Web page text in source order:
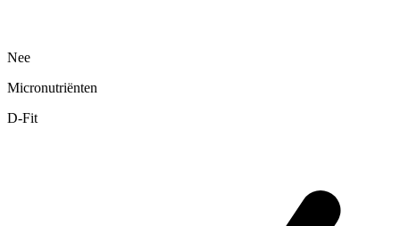
Nee
Micronutriënten
D-Fit